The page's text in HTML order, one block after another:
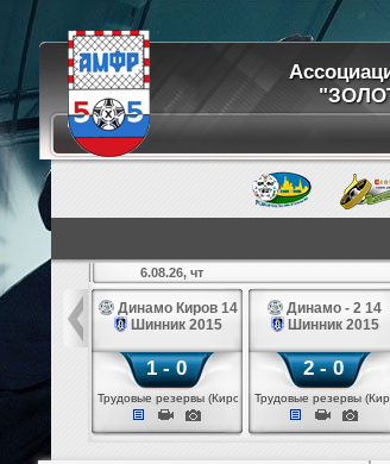
белые 14
6.08.26, чт
Динамо Киров 14
Шинник 2015
1 - 0
Трудовые резервы (Киров)
Динамо - 2 14
Шинник 2015
2 - 0
Трудовые резервы